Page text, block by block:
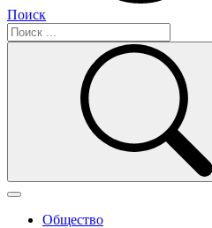
Поиск
Общество